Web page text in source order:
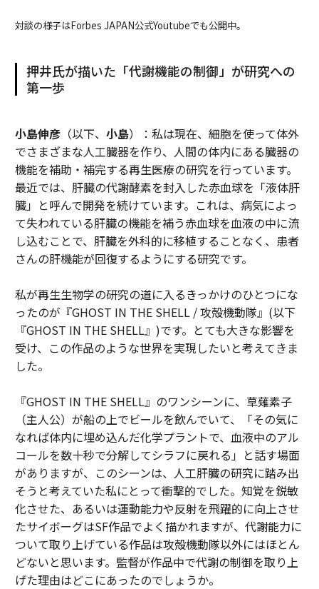
対談の様子はForbes JAPAN公式Youtubeでも公開中。
押井氏が描いた「代謝機能の制御」が研究への
第一歩
小島伸彦（以下、 小島）：私は現在、細胞を使って体外
でさまざまな人工臓器を作り、人間の体内にある臓器の
機能を補助・補完する再生医療の研究を行っています。
最近では、肝臓の代謝酵素を封入した赤血球を「液体肝
臓」と呼んで開発を続けています。これは、病気によっ
て失われている肝臓の機能を補う赤血球を血液の中に流
し込むことで、肝臓を外科的に移植することなく、患者
さんの肝機能が回復するようにする研究です。
私が再生生物学の研究の道に入るきっかけのひとつにな
ったのが『GHOST IN THE SHELL / 攻殻機動隊』(以下
『GHOST IN THE SHELL』)です。とても大きな影響を
受け、この作品のような世界を実現したいと考えてきま
した。
『GHOST IN THE SHELL』のワンシーンに、草薙素子
（主人公）が船の上でビールを飲んでいて、「その気に
なれば体内に埋め込んだ化学プラントで、血液中のアル
コールを数十秒で分解してシラフに戻れる」と話す場面
がありますが、このシーンは、人工肝臓の研究に踏み出
そうと考えていた私にとって衝撃的でした。知覚を鋭敏
化させた、あるいは運動能力や反射を飛躍的に向上させ
たサイボーグはSF作品でよく描かれますが、代謝能力に
ついて取り上げている作品は攻殻機動隊以外にはほとん
どないと思います。監督が作品中で代謝の制御を取り上
げた理由はどこにあったのでしょうか。